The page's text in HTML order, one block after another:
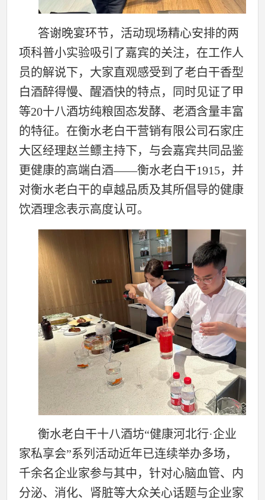
答谢晚宴环节，活动现场精心安排的两
项科普小实验吸引了嘉宾的关注，在工作人
员的解说下，大家直观感受到了老白干香型
白酒醉得慢、醒酒快的特点，同时见证了甲
等20十八酒坊纯粮固态发酵、老酒含量丰富
的特征。在衡水老白干营销有限公司石家庄
大区经理赵兰鳔主持下，与会嘉宾共同品鉴
更健康的高端白酒——衡水老白干1915，并
对衡水老白干的卓越品质及其所倡导的健康
饮酒理念表示高度认可。
衡水老白干十八酒坊“健康河北行·企业
家私享会”系列活动近年已连续举办多场，
千余名企业家参与其中，针对心脑血管、内
分泌、消化、肾脏等大众关心话题与企业家